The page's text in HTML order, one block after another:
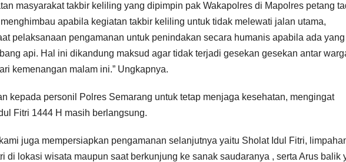
masyarakat takbir keliling yang dipimpin pak Wakapolres di Mapolres petang
apabila kegiatan takbir keliling untuk tidak melewati jalan utama,
pelaksanaan pengamanan untuk penindakan secara humanis apabila ada yang
api. Hal ini dikandung maksud agar tidak terjadi gesekan gesekan antar
kemenangan malam ini.” Ungkapnya.
kepada personil Polres Semarang untuk tetap menjaga kesehatan, mengingat
Fitri 1444 H masih berlangsung.
juga mempersiapkan pengamanan selanjutnya yaitu Sholat Idul Fitri,
di lokasi wisata maupun saat berkunjung ke sanak saudaranya , serta Arus balik